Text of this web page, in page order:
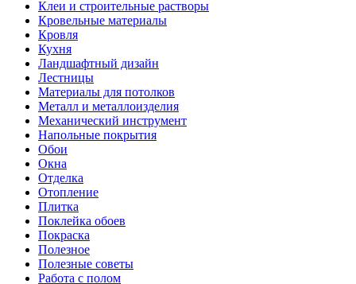
Клеи и строительные растворы
Кровельные материалы
Кровля
Кухня
Ландшафтный дизайн
Лестницы
Материалы для потолков
Металл и металлоизделия
Механический инструмент
Напольные покрытия
Обои
Окна
Отделка
Отопление
Плитка
Поклейка обоев
Покраска
Полезное
Полезные советы
Работа с полом